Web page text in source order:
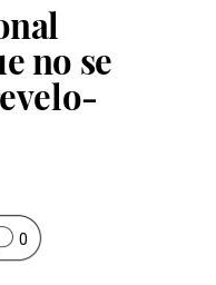
no se
0